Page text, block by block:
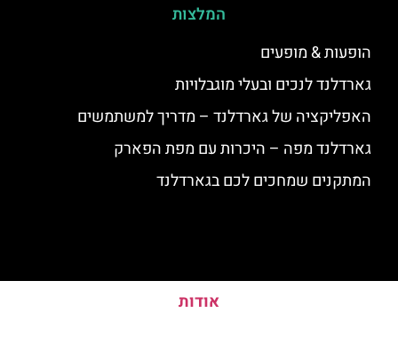
המלצות
הופעות & מופעים
גארדלנד לנכים ובעלי מוגבלויות
האפליקציה של גארדלנד – מדריך למשתמשים
גארדלנד מפה – היכרות עם מפת הפארק
המתקנים שמחכים לכם בגארדלנד
אודות